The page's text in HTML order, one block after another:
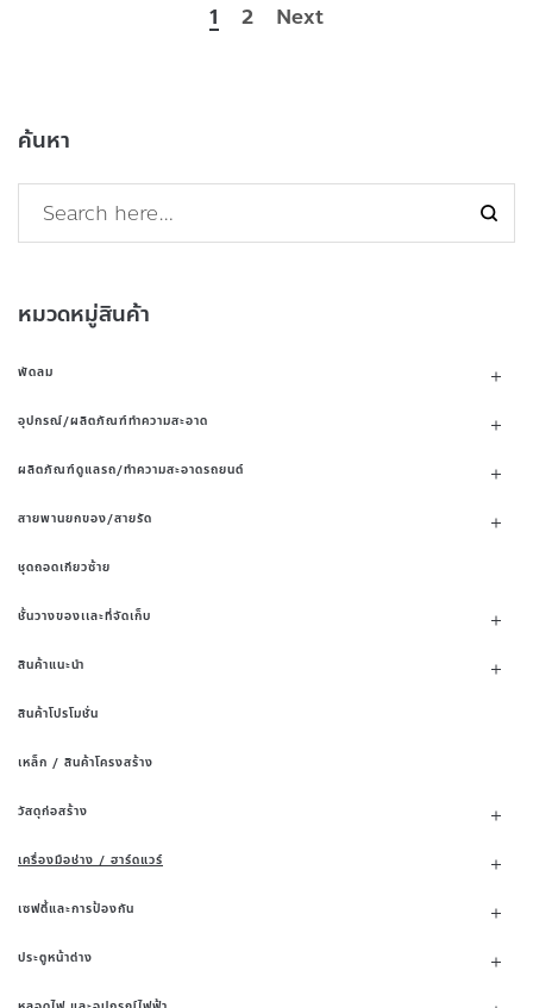
1 2 Next
ค้นหา
หมวดหมู่สินค้า
พัดลม
อุปกรณ์/ผลิตภัณฑ์ทำความสะอาด
ผลิตภัณฑ์ดูแลรถ/ทำความสะอาดรถยนต์
สายพานยกของ/สายรัด
ชุดถอดเกียวซ้าย
ชั้นวางของเเละที่จัดเก็บ
สินค้าแนะนำ
สินค้าโปรโมชั่น
เหล็ก / สินค้าโครงสร้าง
วัสดุก่อสร้าง
เครื่องมือช่าง / ฮาร์ดแวร์
เซฟตี้และการป้องกัน
ประตูหน้าต่าง